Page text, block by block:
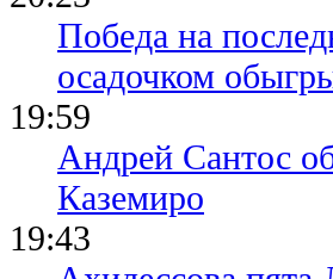
Победа на
осадочком
19:59
Андрей Сантос
Каземиро
19:43